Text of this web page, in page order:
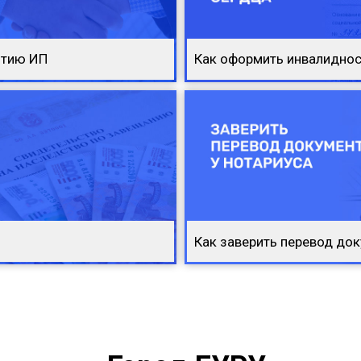
ИП Как оформить
Как заверить перевод